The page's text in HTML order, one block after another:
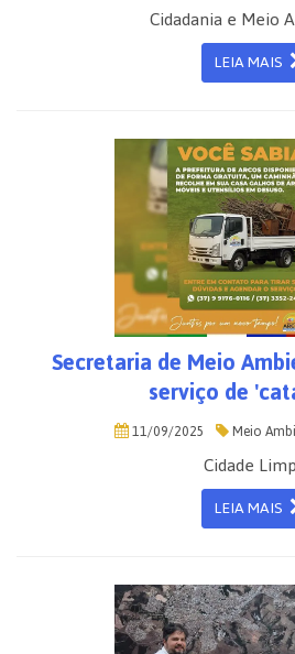
Cidadania e Meio
LEIA MAIS
Secretaria de Meio
serviço de
11/09/2025 Meio
Cidade
LEIA MAIS